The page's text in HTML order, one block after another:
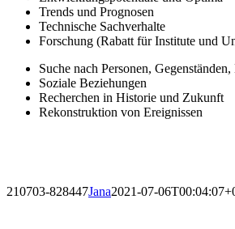
Trends und Prognosen
Technische Sachverhalte
Forschung (Rabatt für Institute und
Suche nach Personen, Gegenständen,
Soziale Beziehungen
Recherchen in Historie und Zukunft
Rekonstruktion von Ereignissen
210703-828447Jana2021-07-